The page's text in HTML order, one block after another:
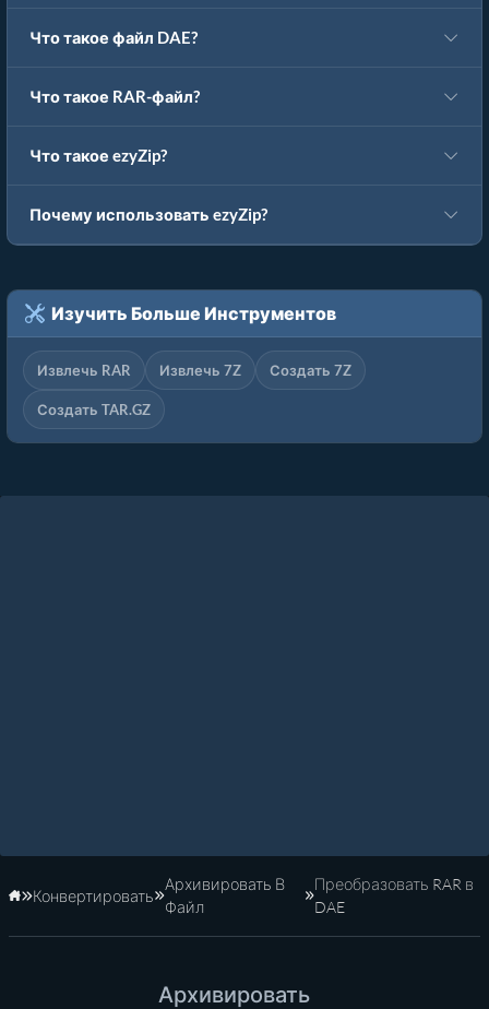
Что такое файл DAE?
Что такое RAR-файл?
Что такое ezyZip?
Почему использовать ezyZip?
Изучить Больше Инструментов
Извлечь RAR Извлечь 7Z Создать 7Z
Создать TAR.GZ
Главная
Конвертировать
Архивировать В
Файл
Преобразовать RAR в
DAE
Архивировать